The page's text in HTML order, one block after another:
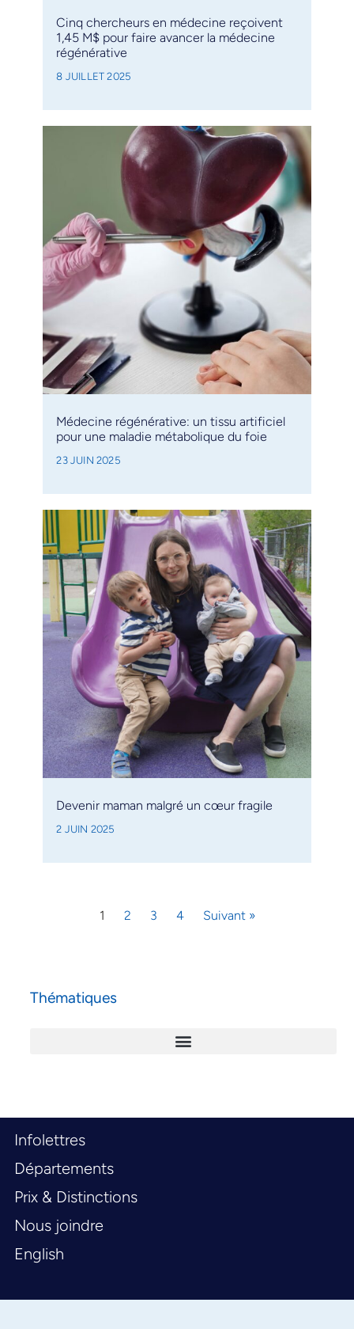
Cinq chercheurs en médecine reçoivent
1,45 M$ pour faire avancer la médecine
régénérative
8 JUILLET 2025
Médecine régénérative: un tissu artificiel
pour une maladie métabolique du foie
23 JUIN 2025
Devenir maman malgré un cœur fragile
2 JUIN 2025
1 2 3 4 Suivant »
Thématiques
Infolettres
Départements
Prix & Distinctions
Nous joindre
English